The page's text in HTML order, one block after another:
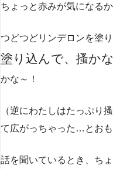
ちょっと赤みが気になる
つどつどリンデロンを塗り
塗り込んで、搔か
かな～！
（逆にわたしはたっぷり
て広がっちゃった…とおも
話を聞いているとき、ち